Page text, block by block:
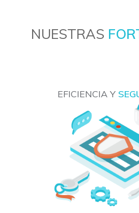
NUESTRAS
EFICIENCIA Y